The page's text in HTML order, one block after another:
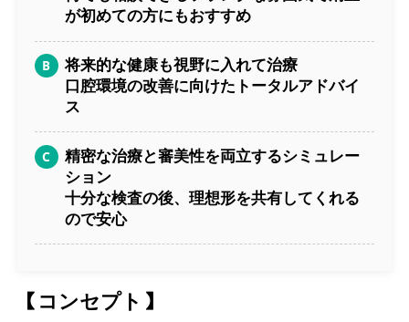
が初めての方にもおすすめ
将来的な健康も視野に入れて治療
口腔環境の改善に向けたトータルアドバイ
ス
精密な治療と審美性を両立するシミュレー
ション
十分な検査の後、理想形を共有してくれる
ので安心
【コンセプト】